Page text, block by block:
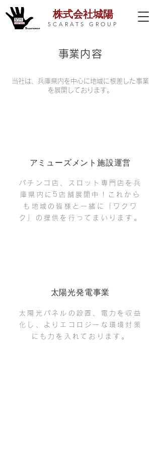
株式会社城陽
​5CARATS GROUP
​事業内容
​当社は、兵庫県内を中心に地域に根差した事業
を展開しております。
​アミューズメント施設運営
パチンコ店、スロット専門店を兵
庫県内に5 店舗展開中！これから
も地域の皆様と一緒に「ワクワ
ク」の提供を行ってまいります。
​太陽光発電事業
太陽光パネルの設置、電力を収益
化し、 よりエコロジーな環境対策
にも ​力を入れております。